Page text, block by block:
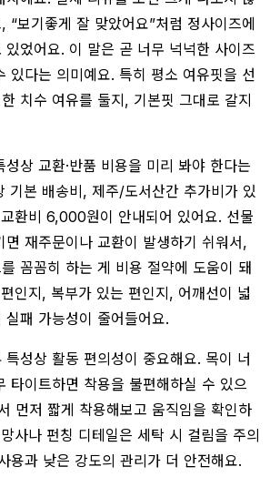
“보기좋게 잘 맞았어요”처럼 정사이즈에
있었어요. 이 말은 곧 너무 넉넉한 사이즈
있다는 의미예요. 특히 평소 여유핏을 선
치수 여유를 둘지, 기본핏 그대로 갈지
상 교환·반품 비용을 미리 봐야 한다는
기본 배송비, 제주/도서산간 추가비가 있
환비 6,000원이 안내되어 있어요. 선물
면 재주문이나 교환이 발생하기 쉬워서,
꼼꼼히 하는 게 비용 절약에 도움이 돼
인지, 복부가 있는 편인지, 어깨선이 넓
패 가능성이 줄어들어요.
특성상 활동 편의성이 중요해요. 목이 너
타이트하면 착용을 불편해하실 수 있으
먼저 짧게 착용해보고 움직임을 확인하
사나 펀칭 디테일은 세탁 시 걸림을 주의
용과 낮은 강도의 관리가 더 안전해요.